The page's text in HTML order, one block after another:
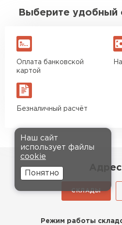
Выберите удобный
Оплата банковской
картой
Безналичный расчёт
СКЛАДЫ
Режим работы
Наш сайт
использует файлы
cookie
Понятно